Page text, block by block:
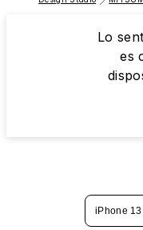
Lo
es
iPhone